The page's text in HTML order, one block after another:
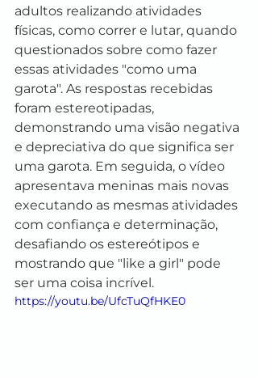
adultos realizando atividades
físicas, como correr e lutar, quando
questionados sobre como fazer
essas atividades "como uma
garota". As respostas recebidas
foram estereotipadas,
demonstrando uma visão negativa
e depreciativa do que significa ser
uma garota. Em seguida, o vídeo
apresentava meninas mais novas
executando as mesmas atividades
com confiança e determinação,
desafiando os estereótipos e
mostrando que "like a girl" pode
ser uma coisa incrível.
https://youtu.be/UfcTuQfHKE0